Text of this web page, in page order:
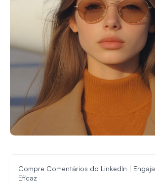
Compre Comentários do LinkedIn |
Eficaz